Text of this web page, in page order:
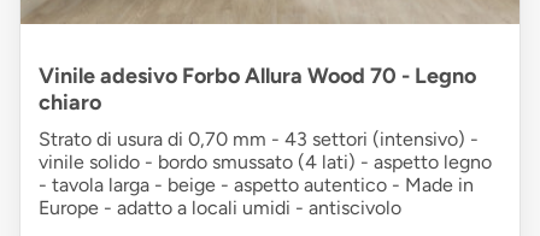
Vinile adesivo Forbo Allura Wood 70 - Legno
chiaro
Strato di usura di 0,70 mm - 43 settori (intensivo) -
vinile solido - bordo smussato (4 lati) - aspetto legno
- tavola larga - beige - aspetto autentico - Made in
Europe - adatto a locali umidi - antiscivolo